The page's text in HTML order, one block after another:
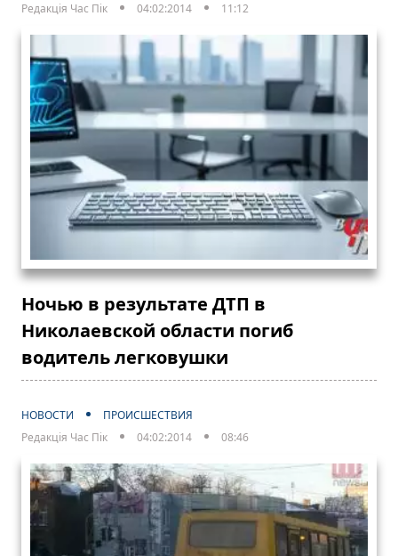
Редакція Час Пік
04:02:2014 11:12
Ночью в результате ДТП в
Николаевской области погиб
водитель легковушки
НОВОСТИ
ПРОИСШЕСТВИЯ
Редакція Час Пік
04:02:2014 08:46